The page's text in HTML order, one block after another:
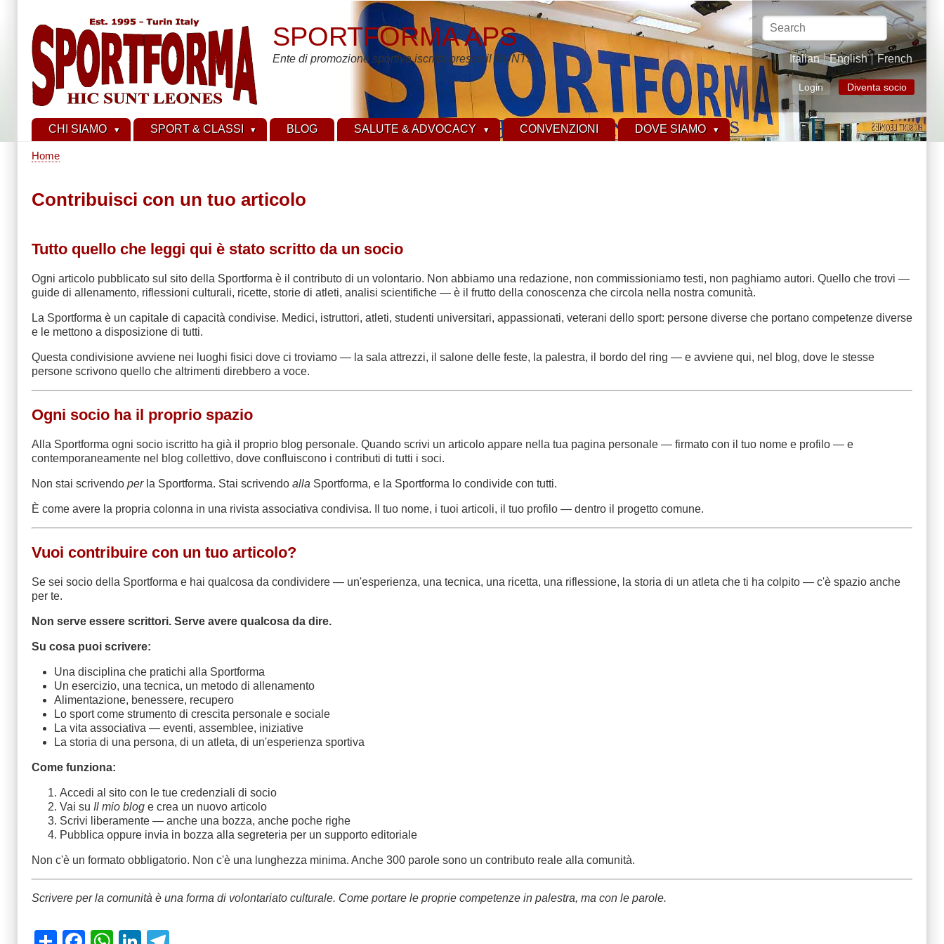
content
Search
Italian English French
Login Diventa socio
SPORTFORMA APS
Ente di promozione sportiva iscritta presso il RUNTS
CHI SIAMO SPORT & CLASSI BLOG SALUTE & ADVOCACY CONVENZIONI DOVE SIAMO
Home
Contribuisci con un tuo articolo
Tutto quello che leggi qui è stato scritto da un socio
Ogni articolo pubblicato sul sito della Sportforma è il contributo di un volontario. Non abbiamo una redazione, non commissioniamo testi, non paghiamo autori. Quello che trovi —
guide di allenamento, riflessioni culturali, ricette, storie di atleti, analisi scientifiche — è il frutto della conoscenza che circola nella nostra comunità.
La Sportforma è un capitale di capacità condivise. Medici, istruttori, atleti, studenti universitari, appassionati, veterani dello sport: persone diverse che portano competenze diverse
e le mettono a disposizione di tutti.
Questa condivisione avviene nei luoghi fisici dove ci troviamo — la sala attrezzi, il salone delle feste, la palestra, il bordo del ring — e avviene qui, nel blog, dove le stesse
persone scrivono quello che altrimenti direbbero a voce.
Ogni socio ha il proprio spazio
Alla Sportforma ogni socio iscritto ha già il proprio blog personale. Quando scrivi un articolo appare nella tua pagina personale — firmato con il tuo nome e profilo — e
contemporaneamente nel blog collettivo, dove confluiscono i contributi di tutti i soci.
Non stai scrivendo perla Sportforma. Stai scrivendo alla Sportforma, e la Sportforma lo condivide con tutti.
È come avere la propria colonna in una rivista associativa condivisa. Il tuo nome, i tuoi articoli, il tuo profilo — dentro il progetto comune.
Vuoi contribuire con un tuo articolo?
Se sei socio della Sportforma e hai qualcosa da condividere — un'esperienza, una tecnica, una ricetta, una riflessione, la storia di un atleta che ti ha colpito — c'è spazio anche
per te.
Non serve essere scrittori. Serve avere qualcosa da dire.
Su cosa puoi scrivere:
Una disciplina che pratichi alla Sportforma
Un esercizio, una tecnica, un metodo di allenamento
Alimentazione, benessere, recupero
Lo sport come strumento di crescita personale e sociale
La vita associativa — eventi, assemblee, iniziative
La storia di una persona, di un atleta, di un'esperienza sportiva
Come funziona:
Accedi al sito con le tue credenziali di socio
Vai su Il mio blog e crea un nuovo articolo
Scrivi liberamente — anche una bozza, anche poche righe
Pubblica oppure invia in bozza alla segreteria per un supporto editoriale
Non c'è un formato obbligatorio. Non c'è una lunghezza minima. Anche 300 parole sono un contributo reale alla comunità.
Scrivere per la comunità è una forma di volontariato culturale. Come portare le proprie competenze in palestra, ma con le parole.